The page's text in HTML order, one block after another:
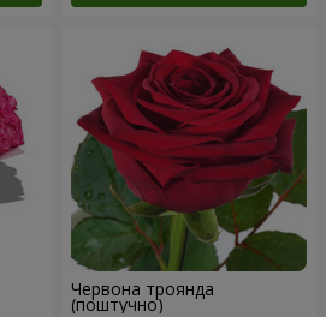
Червона троянда
(поштучно)